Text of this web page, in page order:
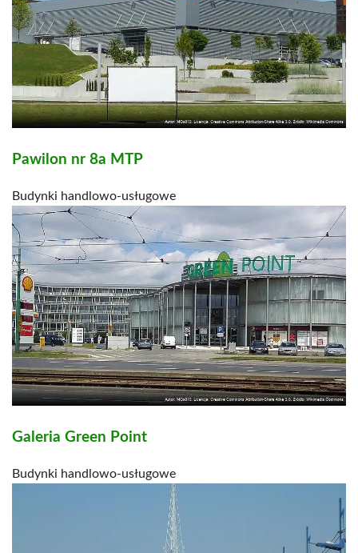
Pawilon nr 8a MTP
Budynki handlowo-usługowe
Galeria Green Point
Budynki handlowo-usługowe